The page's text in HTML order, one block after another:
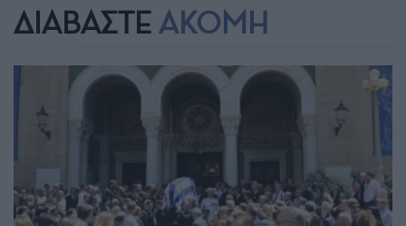
ΔΙΑΒΑΣΤΕ ΑΚΟΜΗ